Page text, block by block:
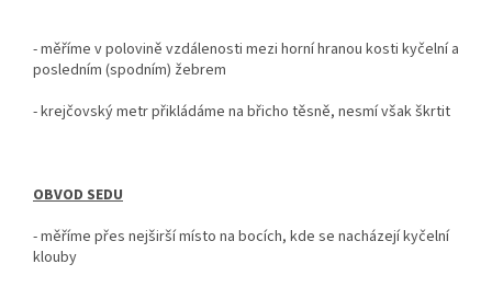
- měříme v polovině vzdálenosti mezi horní hranou kosti kyčelní a
posledním (spodním) žebrem
- krejčovský metrpřikládáme na břicho těsně, nesmí však škrtit
OBVOD SEDU
-měříme přes nejširší místo na bocích, kde se nacházejí kyčelní
klouby